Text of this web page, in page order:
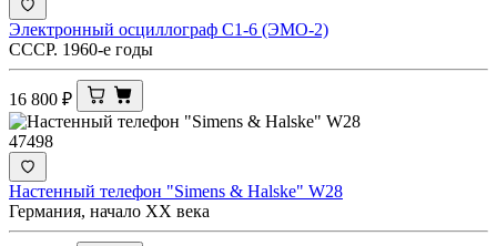
Электронный осциллограф С1-6 (ЭМО-2)
СССР. 1960-е годы
16 800 ₽
47498
Настенный телефон "Simens & Halske" W28
Германия, начало ХХ века